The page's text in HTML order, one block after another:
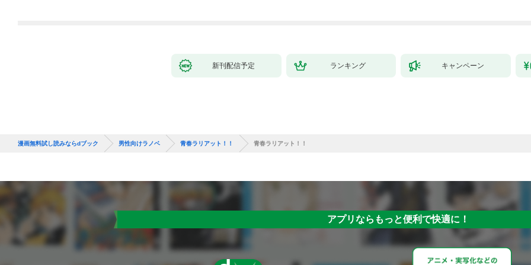
新刊配信予定 ランキング キャンペーン
漫画無料試し読みならdブック 男性向けラノベ 青春ラリアット！！ 青春ラリアット！！
アプリならもっと便利で快適に！